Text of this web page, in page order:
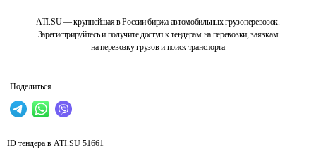
ATI.SU — крупнейшая в России биржа автомобильных грузоперевозок.
Зарегистрируйтесь и получите доступ к тендерам на перевозки, заявкам
на перевозку грузов и поиск транспорта
Поделиться
ID тендера в ATI.SU 51661